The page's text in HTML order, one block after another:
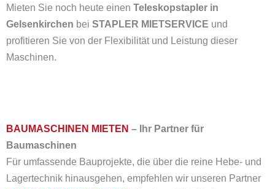
Mieten Sie noch heute einen Teleskopstapler in
Gelsenkirchen bei STAPLER MIETSERVICE und
profitieren Sie von der Flexibilität und Leistung dieser
Maschinen.
BAUMASCHINEN MIETEN – Ihr Partner für
Baumaschinen
Für umfassende Bauprojekte, die über die reine Hebe- und
Lagertechnik hinausgehen, empfehlen wir unseren Partner